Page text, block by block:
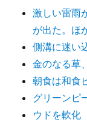
激しい雷雨
が出た。ほ
側溝に迷い
金のなる草
朝食は和食
グリーンピ
ウドを軟化